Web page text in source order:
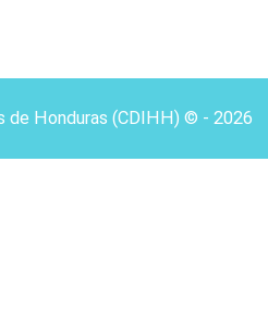
de Honduras (CDIHH) © - 2026